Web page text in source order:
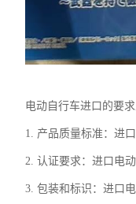
电动自行车进口的要
1. 产品质量标准：进
2. 认证要求：进口电
3. 包装和标识：进口